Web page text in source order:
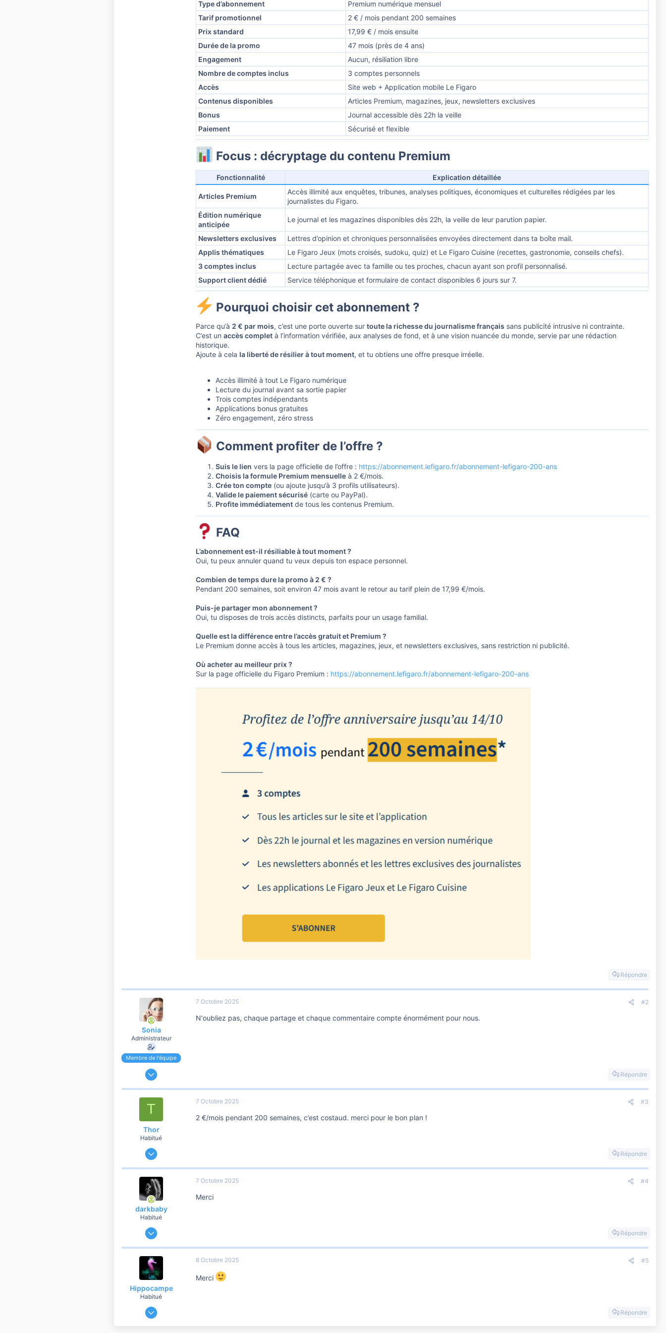
Type d’abonnement
Premium numérique mensuel
Tarif promotionnel
2 € / mois pendant 200 semaines
Prix standard
17,99 € / mois ensuite
Durée de la promo
47 mois (près de 4 ans)
Engagement
Aucun, résiliation libre
Nombre de comptes inclus
3 comptes personnels
Accès
Site web + Application mobile Le Figaro
Contenus disponibles
Articles Premium, magazines, jeux, newsletters exclusives
Bonus
Journal accessible dès 22h la veille
Paiement
Sécurisé et flexible
Focus : décryptage du contenu Premium​
Fonctionnalité Explication détaillée
Articles Premium
Accès illimité aux enquêtes, tribunes, analyses politiques, économiques et culturelles rédigées par les
journalistes du Figaro.
Édition numérique
anticipée
Le journal et les magazines disponibles dès 22h, la veille de leur parution papier.
Newsletters exclusives
Lettres d’opinion et chroniques personnalisées envoyées directement dans ta boîte mail.
Applis thématiques
Le Figaro Jeux (mots croisés, sudoku, quiz) et Le Figaro Cuisine (recettes, gastronomie, conseils chefs).
3 comptes inclus
Lecture partagée avec ta famille ou tes proches, chacun ayant son profil personnalisé.
Support client dédié
Service téléphonique et formulaire de contact disponibles 6 jours sur 7.
Pourquoi choisir cet abonnement ?​
Parce qu’à 2 € par mois, c’est une porte ouverte sur toute la richesse du journalisme français sans publicité intrusive ni contrainte.
C’est un accès complet à l’information vérifiée, aux analyses de fond, et à une vision nuancée du monde, servie par une rédaction
historique.
Ajoute à cela la liberté de résilier à tout moment, et tu obtiens une offre presque irréelle.
Accès illimité à tout Le Figaro numérique
Lecture du journal avant sa sortie papier
Trois comptes indépendants
Applications bonus gratuites
Zéro engagement, zéro stress
Comment profiter de l’offre ?​
Suis le lien vers la page officielle de l’offre : https://abonnement.lefigaro.fr/abonnement-lefigaro-200-ans
Choisis la formule Premium mensuelle à 2 €/mois.
Crée ton compte (ou ajoute jusqu’à 3 profils utilisateurs).
Valide le paiement sécurisé (carte ou PayPal).
Profite immédiatement de tous les contenus Premium.
FAQ​
L’abonnement est-il résiliable à tout moment ?
Oui, tu peux annuler quand tu veux depuis ton espace personnel.
Combien de temps dure la promo à 2 € ?
Pendant 200 semaines, soit environ 47 mois avant le retour au tarif plein de 17,99 €/mois.
Puis-je partager mon abonnement ?
Oui, tu disposes de trois accès distincts, parfaits pour un usage familial.
Quelle est la différence entre l’accès gratuit et Premium ?
Le Premium donne accès à tous les articles, magazines, jeux, et newsletters exclusives, sans restriction ni publicité.
Où acheter au meilleur prix ?
Sur la page officielle du Figaro Premium : https://abonnement.lefigaro.fr/abonnement-lefigaro-200-ans
Répondre
Sonia
Administrateur
Membre de l'équipe
7 Octobre 2025 #2
N'oubliez pas, chaque partage et chaque commentaire compte énormément pour nous.
Répondre
T
Thor
Habitué
14 Juillet 2021
7 Octobre 2025 #3
2 €/mois pendant 200 semaines, c’est costaud. merci pour le bon plan !
Répondre
darkbaby
Habitué
4 Mai 2012
7 Octobre 2025 #4
Merci
Répondre
Hippocampe
Habitué
8 Octobre 2025 #5
Merci
Répondre